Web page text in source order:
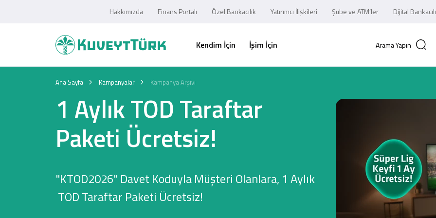
Hakkımızda Finans Portalı Özel Bankacılık Yatırımcı İlişkileri Şube ve ATM’ler Dijital
Kendim İçin İşim İçin Arama Yapın
Ana Sayfa Kampanyalar Kampanya Arşivi
1 Aylık TOD Taraftar
Paketi Ücretsiz!
"KTOD2026" Davet Koduyla Müşteri Olanlara, 1 Aylık
TOD Taraftar Paketi Ücretsiz!